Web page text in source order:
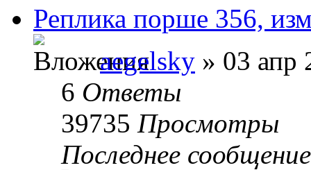
Реплика порше 356,
aegelsky » 03 апр
6 Ответы
39735 Просмотры
Последнее